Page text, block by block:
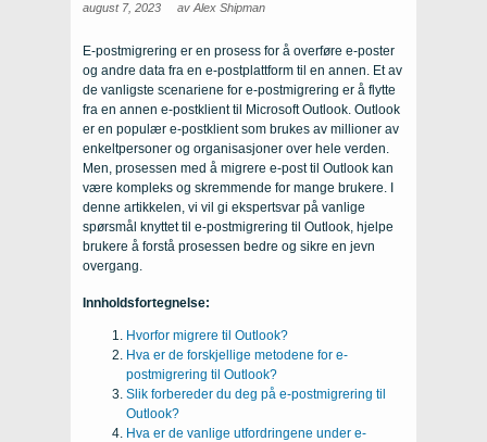
august 7, 2023 av Alex Shipman
E-postmigrering er en prosess for å overføre e-poster
og andre data fra en e-postplattform til en annen. Et av
de vanligste scenariene for e-postmigrering er å flytte
fra en annen e-postklient til Microsoft Outlook. Outlook
er en populær e-postklient som brukes av millioner av
enkeltpersoner og organisasjoner over hele verden.
Men, prosessen med å migrere e-post til Outlook kan
være kompleks og skremmende for mange brukere. I
denne artikkelen, vi vil gi ekspertsvar på vanlige
spørsmål knyttet til e-postmigrering til Outlook, hjelpe
brukere å forstå prosessen bedre og sikre en jevn
overgang.
Innholdsfortegnelse:
Hvorfor migrere til Outlook?
Hva er de forskjellige metodene for e-
postmigrering til Outlook?
Slik forbereder du deg på e-postmigrering til
Outlook?
Hva er de vanlige utfordringene under e-